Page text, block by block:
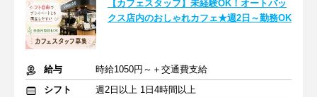
【カフェスタッフ】未経験OK！オートバッ
クス店内のおしゃれカフェ★週2日～勤務OK
給与
時給1050円～＋交通費支給
シフト
週2日以上 1日4時間以上